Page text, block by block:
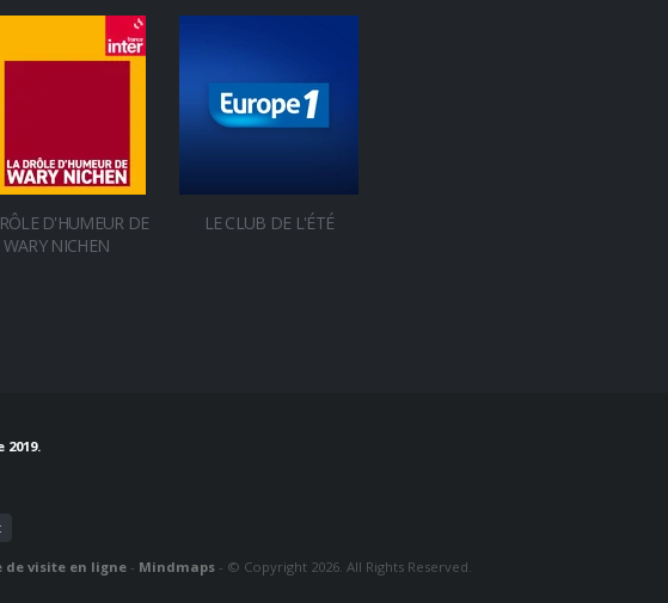
D'HUMEUR DE
WARY NICHEN
LE CLUB DE L'ÉTÉ
de visite en ligne- Mindmaps- © Copyright 2026. All Rights Reserved.